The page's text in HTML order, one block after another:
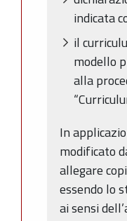
indicata
il
modello
alla
In
modificato
allegare
essendo lo
ai sensi